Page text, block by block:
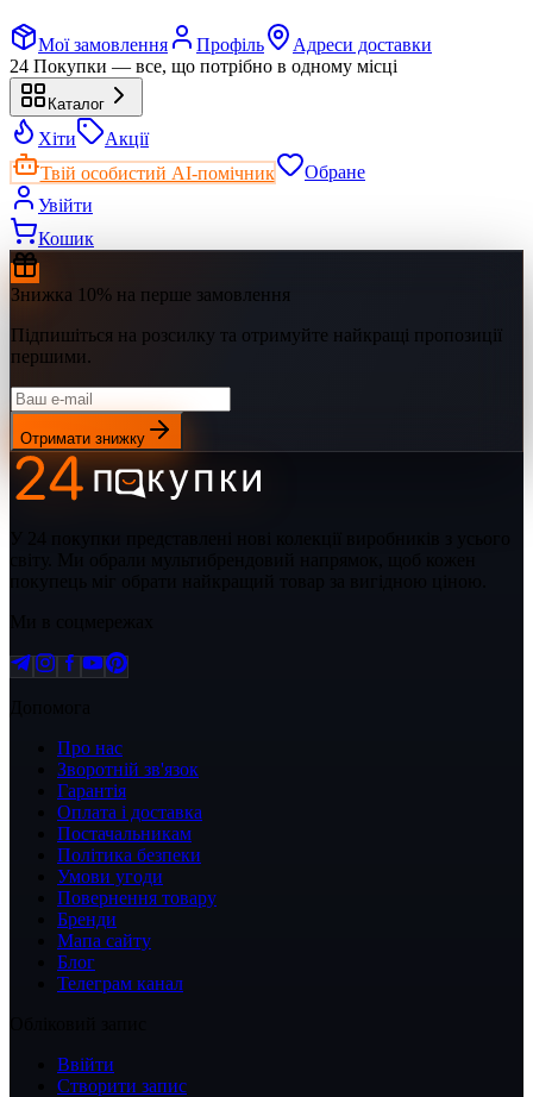
Мої замовлення Профіль
Адреси доставки
24 Покупки — все, що потрібно в одному місці
Каталог
Хіти
Акції
Твій особистий AI-помічник
Обране
Увійти
Кошик
Знижка 10% на перше замовлення
Підпишіться на розсилку та отримуйте найкращі пропозиції
першими.
Отримати знижку
Про нас
Зворотній зв'язок
Гарантія
Оплата і доставка
Постачальникам
Політика безпеки
Умови угоди
Повернення товару
Бренди
Мапа сайту
Блог
Телеграм канал
Ввійти
Створити запис